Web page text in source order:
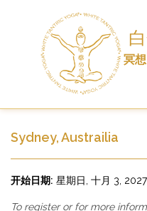
冥想
订
Sydney, Austrailia
开始日期: 星期日, 十月 3, 2027
To register or for more